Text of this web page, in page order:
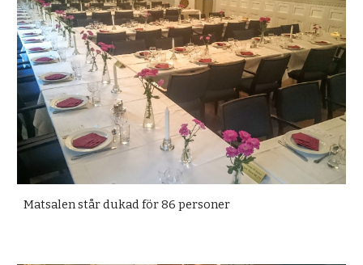
Matsalen står dukad för 86 personer